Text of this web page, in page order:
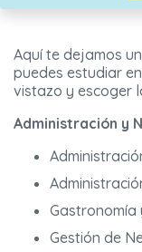
Aquí te dejamos
puedes estudiar
vistazo y escoger
Administración y
Gastronomía
Gestión de